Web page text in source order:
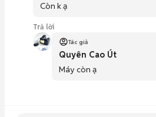
Còn k ạ
Trả lời
Tác giả
Quyên Cao Út
Máy còn ạ